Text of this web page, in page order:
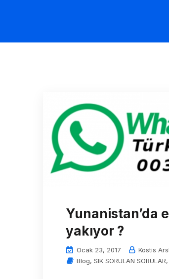
Yunanistan’da
yakıyor ?
Ocak 23, 2017
Kostis
Blog, SIK SORULAN SORULAR,